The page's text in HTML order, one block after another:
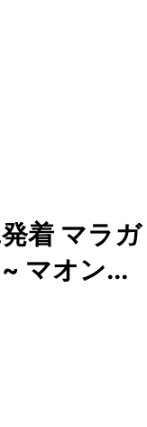
着 マラガ
マオン...